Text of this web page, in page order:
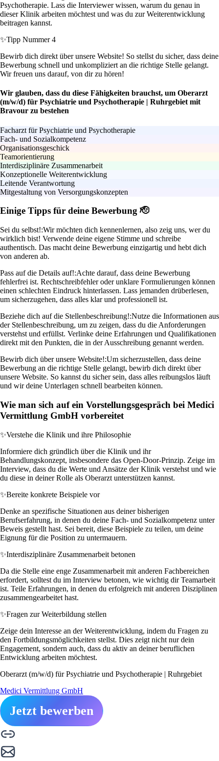
Psychotherapie. Lass die Interviewer wissen, warum du genau in
dieser Klinik arbeiten möchtest und was du zur Weiterentwicklung
beitragen kannst.
✨Tipp Nummer 4
Bewirb dich direkt über unsere Website! So stellst du sicher, dass deine
Bewerbung schnell und unkompliziert an die richtige Stelle gelangt.
Wir freuen uns darauf, von dir zu hören!
Wir glauben, dass du diese Fähigkeiten brauchst, um Oberarzt
(m/w/d) für Psychiatrie und Psychotherapie | Ruhrgebiet mit
Bravour zu bestehen
Facharzt für Psychiatrie und Psychotherapie
Fach- und Sozialkompetenz
Organisationsgeschick
Teamorientierung
Interdisziplinäre Zusammenarbeit
Konzeptionelle Weiterentwicklung
Leitende Verantwortung
Mitgestaltung von Versorgungskonzepten
Einige Tipps für deine Bewerbung 🫡
Sei du selbst!:Wir möchten dich kennenlernen, also zeig uns, wer du
wirklich bist! Verwende deine eigene Stimme und schreibe
authentisch. Das macht deine Bewerbung einzigartig und hebt dich
von anderen ab.
Pass auf die Details auf!:Achte darauf, dass deine Bewerbung
fehlerfrei ist. Rechtschreibfehler oder unklare Formulierungen können
einen schlechten Eindruck hinterlassen. Lass jemanden drüberlesen,
um sicherzugehen, dass alles klar und professionell ist.
Beziehe dich auf die Stellenbeschreibung!:Nutze die Informationen aus
der Stellenbeschreibung, um zu zeigen, dass du die Anforderungen
verstehst und erfüllst. Verlinke deine Erfahrungen und Qualifikationen
direkt mit den Punkten, die in der Ausschreibung genannt werden.
Bewirb dich über unsere Website!:Um sicherzustellen, dass deine
Bewerbung an die richtige Stelle gelangt, bewirb dich direkt über
unsere Website. So kannst du sicher sein, dass alles reibungslos läuft
und wir deine Unterlagen schnell bearbeiten können.
Wie man sich auf ein Vorstellungsgespräch bei Medici
Vermittlung GmbH vorbereitet
✨Verstehe die Klinik und ihre Philosophie
Informiere dich gründlich über die Klinik und ihr
Behandlungskonzept, insbesondere das Open-Door-Prinzip. Zeige im
Interview, dass du die Werte und Ansätze der Klinik verstehst und wie
du diese in deiner Rolle als Oberarzt unterstützen kannst.
✨Bereite konkrete Beispiele vor
Denke an spezifische Situationen aus deiner bisherigen
Berufserfahrung, in denen du deine Fach- und Sozialkompetenz unter
Beweis gestellt hast. Sei bereit, diese Beispiele zu teilen, um deine
Eignung für die Position zu untermauern.
✨Interdisziplinäre Zusammenarbeit betonen
Da die Stelle eine enge Zusammenarbeit mit anderen Fachbereichen
erfordert, solltest du im Interview betonen, wie wichtig dir Teamarbeit
ist. Teile Erfahrungen, in denen du erfolgreich mit anderen Disziplinen
zusammengearbeitet hast.
✨Fragen zur Weiterbildung stellen
Zeige dein Interesse an der Weiterentwicklung, indem du Fragen zu
den Fortbildungsmöglichkeiten stellst. Dies zeigt nicht nur dein
Engagement, sondern auch, dass du aktiv an deiner beruflichen
Entwicklung arbeiten möchtest.
Oberarzt (m/w/d) für Psychiatrie und Psychotherapie | Ruhrgebiet
Medici Vermittlung GmbH
Jetzt bewerben